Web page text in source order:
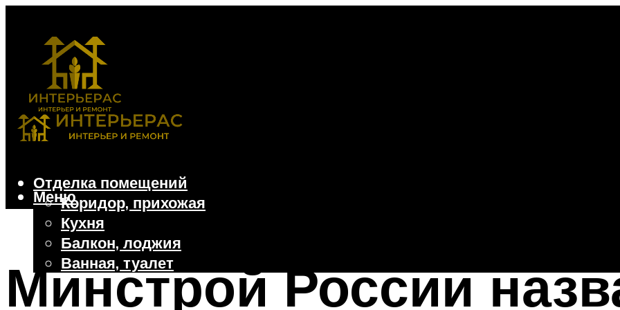
Отделка помещений
Коридор, прихожая
Кухня
Балкон, лоджия
Ванная, туалет
Дачные и частные дома
Отделочные материалы
Меню
Минстрой России